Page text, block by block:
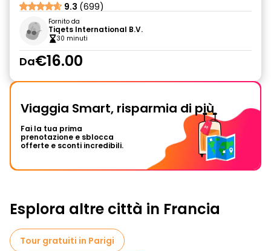
9.3 (699)
Fornito da
Tiqets International B.V.
30 minuti
Da€16.00
Viaggia Smart, risparmia di più
Fai la tua prima
prenotazione e sblocca
offerte e sconti incredibili.
Esplora altre città in Francia
Tour gratuiti in Parigi